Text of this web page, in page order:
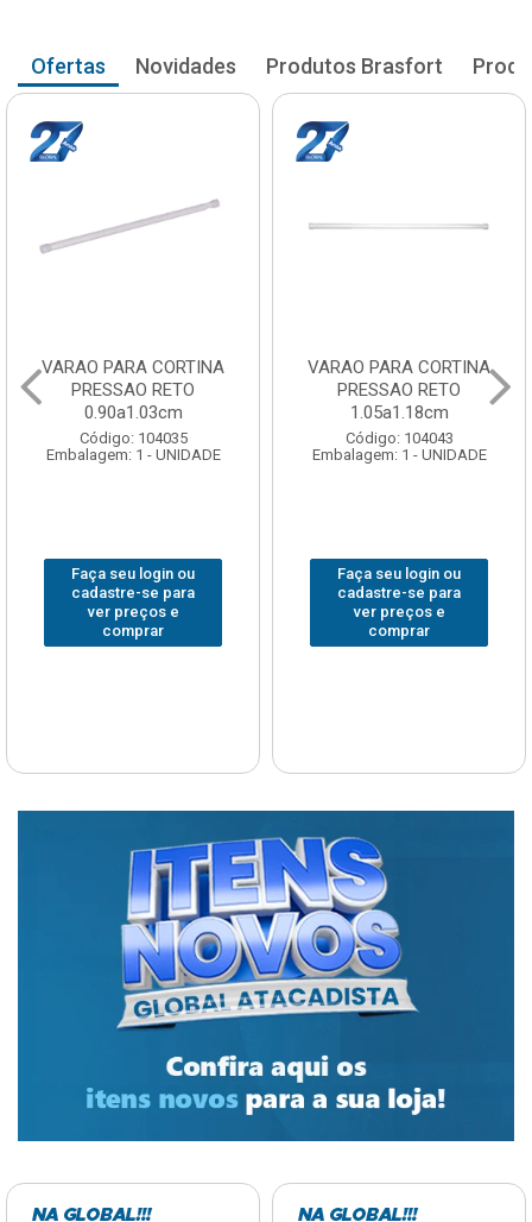
Ofertas Novidades Produtos Brasfort
VARAO PARA CORTINA
PRESSAO RETO
0.90a1.03cm
Código: 104035
Embalagem: 1 - UNIDADE
Faça seu login ou
cadastre-se para
ver preços e
comprar
VARAO PARA CORTINA
PRESSAO RETO
1.05a1.18cm
Código: 104043
Embalagem: 1 - UNIDADE
Faça seu login ou
cadastre-se para
ver preços e
comprar